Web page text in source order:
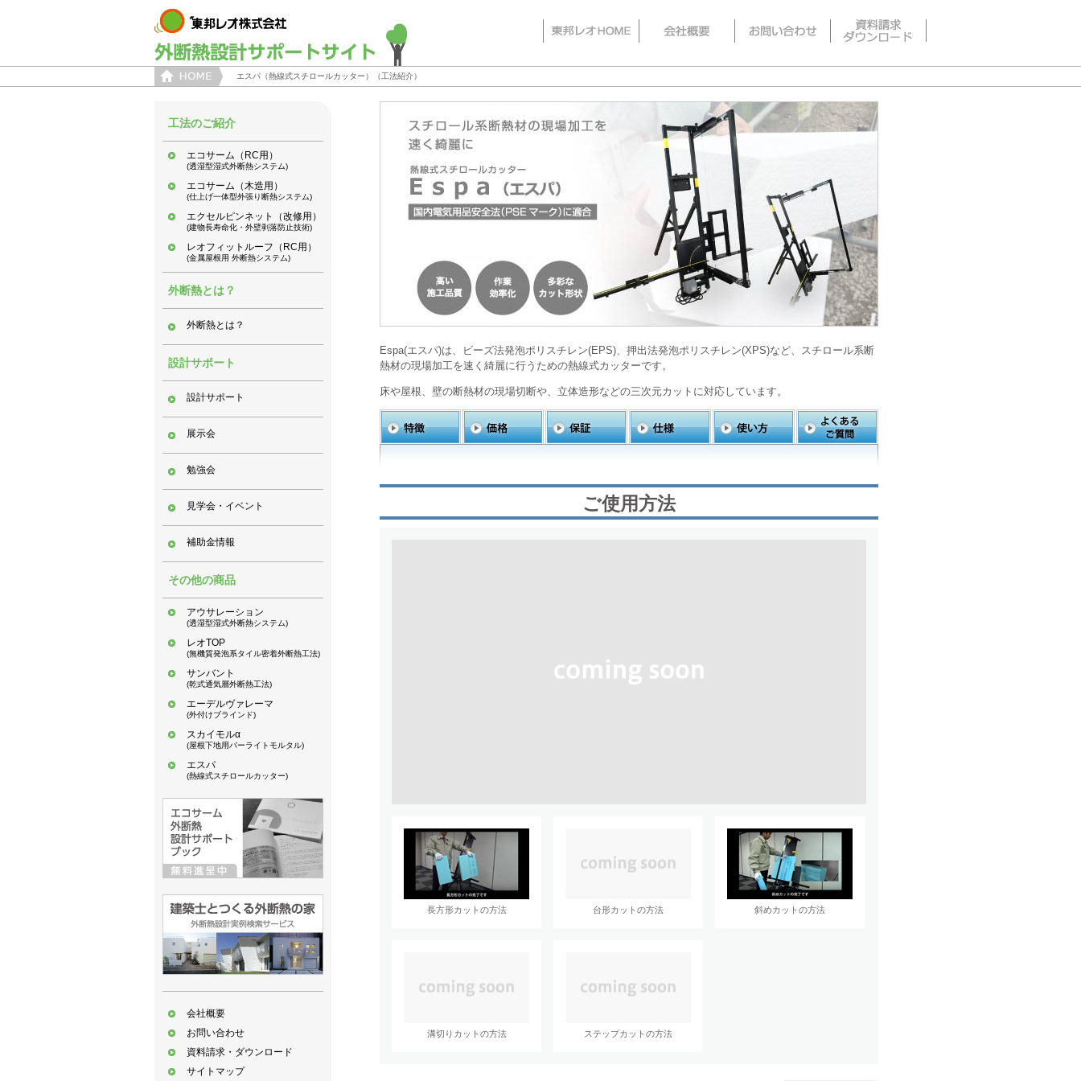
エスパ（熱線式スチロールカッター）（工法紹介）
Espa(エスパ)は、ビーズ法発泡ポリスチレン(EPS)、押出法発泡ポリスチレン(XPS)など、スチロール系断
熱材の現場加工を速く綺麗に行うための熱線式カッターです。
床や屋根、壁の断熱材の現場切断や、立体造形などの三次元カットに対応しています。
ご使用方法
長方形カットの方法 台形カットの方法 斜めカットの方法
溝切りカットの方法 ステップカットの方法
工法のご紹介
エコサーム（RC用）
(透湿型湿式外断熱システム)
エコサーム（木造用）
(仕上げ一体型外張り断熱システム)
エクセルピンネット（改修用）
(建物長寿命化・外壁剥落防止技術)
レオフィットルーフ（RC用）
(金属屋根用 外断熱システム)
外断熱とは？
外断熱とは？
設計サポート
設計サポート
展示会
勉強会
見学会・イベント
補助金情報
その他の商品
アウサレーション
(透湿型湿式外断熱システム)
レオTOP
(無機質発泡系タイル密着外断熱工法)
サンバント
(乾式通気層外断熱工法)
エーデルヴァレーマ
(外付けブラインド)
スカイモルα
(屋根下地用パーライトモルタル)
エスパ
(熱線式スチロールカッター)
会社概要
お問い合わせ
資料請求・ダウンロード
サイトマップ